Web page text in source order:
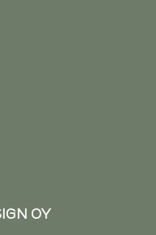
OY